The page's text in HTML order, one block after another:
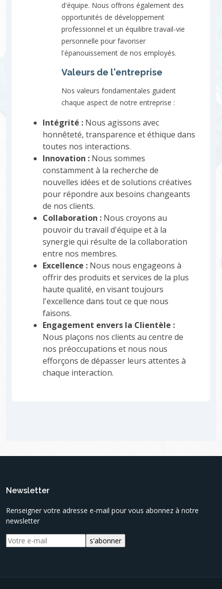
d'équipe. Nous offrons également des
opportunités de développement
professionnel et un équilibre travail-vie
personnelle pour favoriser
l'épanouissement de nos employés.
Valeurs de l'entreprise
Nos valeurs fondamentales guident
chaque aspect de notre entreprise :
Intégrité : Nous agissons avec
honnêteté, transparence et éthique dans
toutes nos interactions.
Innovation : Nous sommes
constamment à la recherche de
nouvelles idées et de solutions créatives
pour répondre aux besoins changeants
de nos clients.
Collaboration : Nous croyons au
pouvoir du travail d'équipe et à la
synergie qui résulte de la collaboration
entre nos membres.
Excellence : Nous nous engageons à
offrir des produits et services de la plus
haute qualité, en visant toujours
l'excellence dans tout ce que nous
faisons.
Engagement envers la Clientèle :
Nous plaçons nos clients au centre de
nos préoccupations et nous nous
efforçons de dépasser leurs attentes à
chaque interaction.
Newsletter
Renseigner votre adresse e-mail pour vous abonnez à notre
newsletter